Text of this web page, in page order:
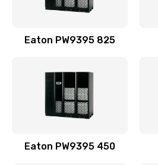
Eaton PW9395 825
Eaton PW9395 450